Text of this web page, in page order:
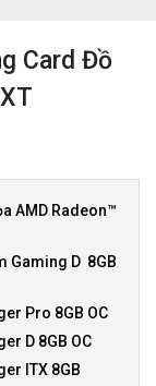
Card Đồ
AMD Radeon™
Gaming D 8GB
Pro 8GB OC
D 8GB OC
ITX 8GB